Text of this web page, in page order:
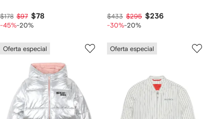
$178 $97 $78
-45%-20%
$433 $295 $236
-30%-20%
Oferta especial Oferta especial